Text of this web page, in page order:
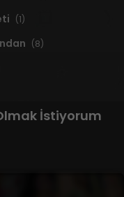
(1)
(8)
İstiyorum